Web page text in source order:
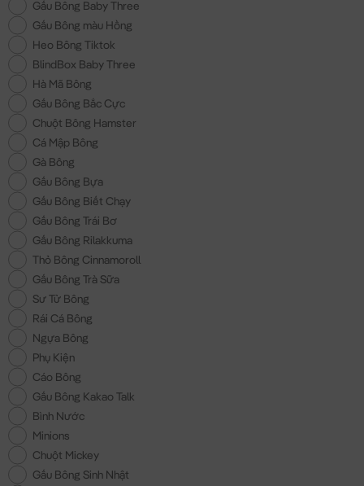
Gấu Bông Baby Three
Gấu Bông màu Hồng
Heo Bông Tiktok
BlindBox Baby Three
Hà Mã Bông
Gấu Bông Bắc Cực
Chuột Bông Hamster
Cá Mập Bông
Gà Bông
Gấu Bông Bựa
Gấu Bông Biết Chạy
Gấu Bông Trái Bơ
Gấu Bông Rilakkuma
Thỏ Bông Cinnamoroll
Gấu Bông Trà Sữa
Sư Tử Bông
Rái Cá Bông
Ngựa Bông
Phụ Kiện
Cáo Bông
Gấu Bông Kakao Talk
Bình Nước
Minions
Chuột Mickey
Gấu Bông Sinh Nhật